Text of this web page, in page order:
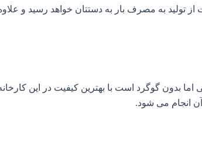
از تولید به مصرف بار به دستتان خواهد رسید و
بدون گوگرد است با بهترین کیفیت در این
انجام می شود.